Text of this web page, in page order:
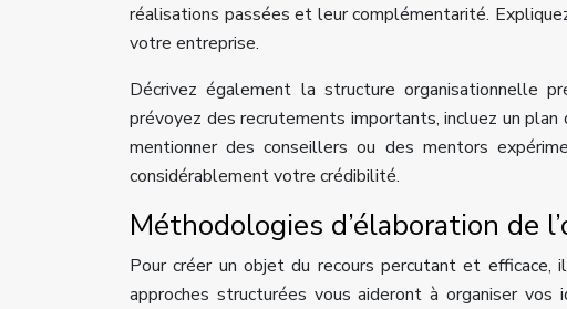
réalisations passées et leur complémentarité.
votre entreprise.
Décrivez également la structure organisationnelle
prévoyez des recrutements importants, incluez un
mentionner des conseillers ou des mentors
considérablement votre crédibilité.
Méthodologies d’élaboration de
Pour créer un objet du recours percutant et efficace,
approches structurées vous aideront à organiser